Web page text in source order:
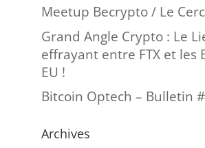
Meetup Becrypto / Le
Grand Angle Crypto : Le
effrayant entre FTX et les
EU !
Bitcoin Optech – Bulletin
Archives